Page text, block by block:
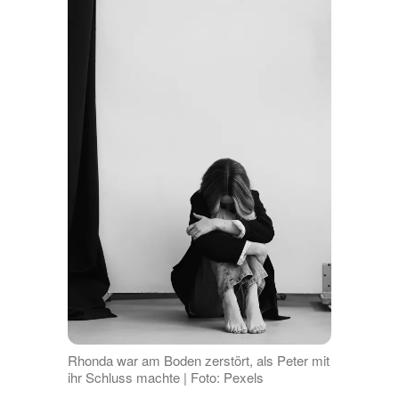
Rhonda war am Boden zerstört, als Peter mit
ihr Schluss machte | Foto: Pexels